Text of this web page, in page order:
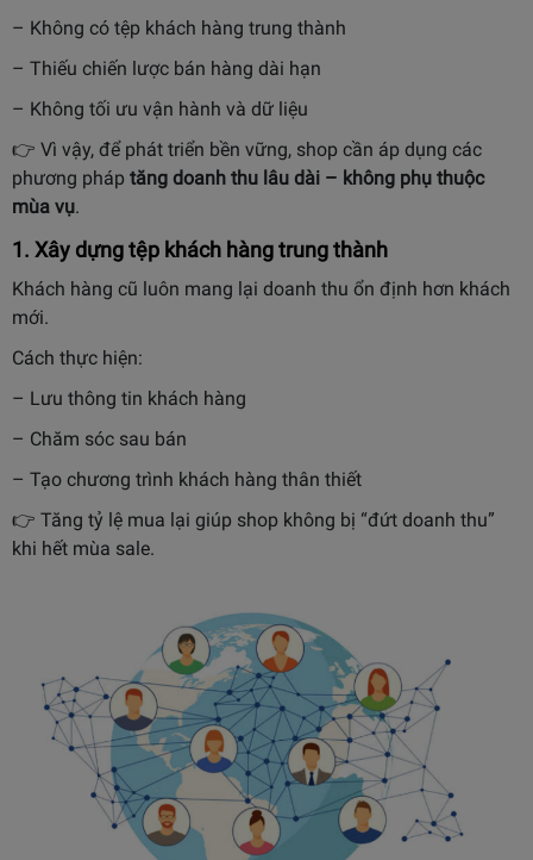
– Không có tệp khách hàng trung thành
– Thiếu chiến lược bán hàng dài hạn
– Không tối ưu vận hành và dữ liệu
👉 Vì vậy, để phát triển bền vững, shop cần áp dụng các
phương pháp tăng doanh thu lâu dài – không phụ thuộc
mùa vụ.
1. Xây dựng tệp khách hàng trung thành
Khách hàng cũ luôn mang lại doanh thu ổn định hơn khách
mới.
Cách thực hiện:
– Lưu thông tin khách hàng
– Chăm sóc sau bán
– Tạo chương trình khách hàng thân thiết
👉 Tăng tỷ lệ mua lại giúp shop không bị “đứt doanh thu”
khi hết mùa sale.